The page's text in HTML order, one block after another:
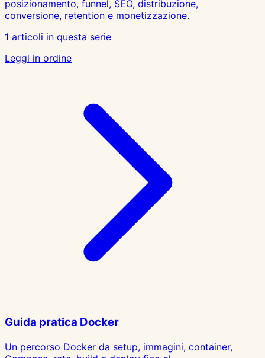
posizionamento, funnel, SEO, distribuzione,
conversione, retention e monetizzazione.
1 articoli in questa serie
Leggi in ordine
Guida pratica Docker
Un percorso Docker da setup, immagini, container,